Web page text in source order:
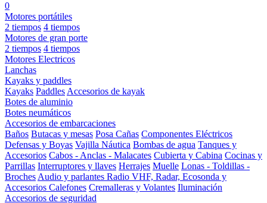
0
Motores portátiles
2 tiempos 4 tiempos
Motores de gran porte
2 tiempos 4 tiempos
Motores Electricos
Lanchas
Kayaks y paddles
Kayaks Paddles Accesorios de kayak
Botes de aluminio
Botes neumáticos
Accesorios de embarcaciones
Baños Butacas y mesas Posa Cañas Componentes Eléctricos
Defensas y Boyas Vajilla Náutica Bombas de agua Tanques y
Accesorios Cabos - Anclas - Malacates Cubierta y Cabina Cocinas y
Parrillas Interruptores y llaves Herrajes Muelle Lonas - Toldillas -
Broches Audio y parlantes Radio VHF, Radar, Ecosonda y
Accesorios Calefones Cremalleras y Volantes Iluminación
Accesorios de seguridad